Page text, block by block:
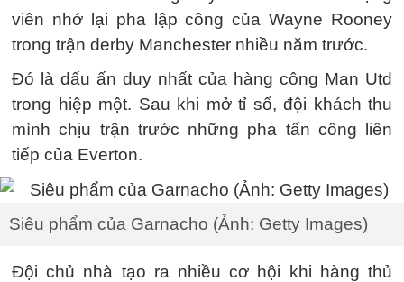
viên nhớ lại pha lập công của Wayne Rooney
trong trận derby Manchester nhiều năm trước.
Đó là dấu ấn duy nhất của hàng công Man Utd
trong hiệp một. Sau khi mở tỉ số, đội khách thu
mình chịu trận trước những pha tấn công liên
tiếp của Everton.
Siêu phẩm của Garnacho (Ảnh: Getty Images)
Đội chủ nhà tạo ra nhiều cơ hội khi hàng thủ